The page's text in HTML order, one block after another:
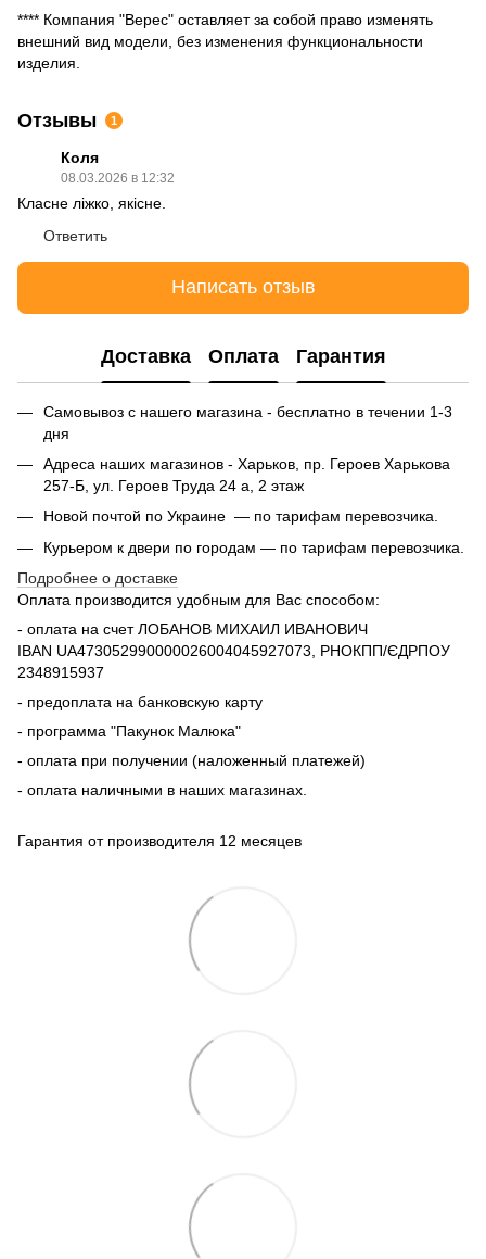
**** Компания "Верес" оставляет за собой право изменять
внешний вид модели, без изменения функциональности
изделия.
Отзывы 1
Коля
08.03.2026 в 12:32
Класне ліжко, якісне.
Ответить
Написать отзыв
Доставка Оплата Гарантия
Самовывоз с нашего магазина - бесплатно в течении 1-3
дня
Адреса наших магазинов - Харьков, пр. Героев Харькова
257-Б, ул. Героев Труда 24 а, 2 этаж
Новой почтой по Украине — по тарифам перевозчика.
Курьером к двери по городам — по тарифам перевозчика.
Подробнее о доставке
Оплата производится удобным для Вас способом:
- оплата на счет ЛОБАНОВ МИХАИЛ ИВАНОВИЧ
IBAN UA473052990000026004045927073, РНОКПП/ЄДРПОУ
2348915937
- предоплата на банковскую карту
- программа "Пакунок Малюка"
- оплата при получении (наложенный платежей)
- оплата наличными в наших магазинах.
Гарантия от производителя 12 месяцев